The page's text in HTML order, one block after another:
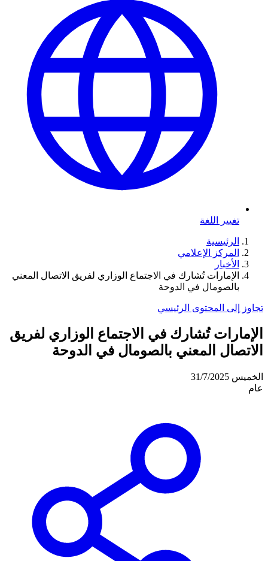
تغيير اللغة
الرئيسية
المركز الإعلامي
الأخبار
الإمارات تُشارك في الاجتماع الوزاري لفريق الاتصال المعني
بالصومال في الدوحة
تجاوز إلى المحتوى الرئيسي
الإمارات تُشارك في الاجتماع الوزاري لفريق
الاتصال المعني بالصومال في الدوحة
الخميس 31/7/2025
عام